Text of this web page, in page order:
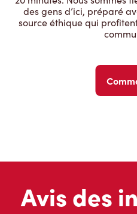
des gens d’ici, préparé
source éthique qui
Avis des